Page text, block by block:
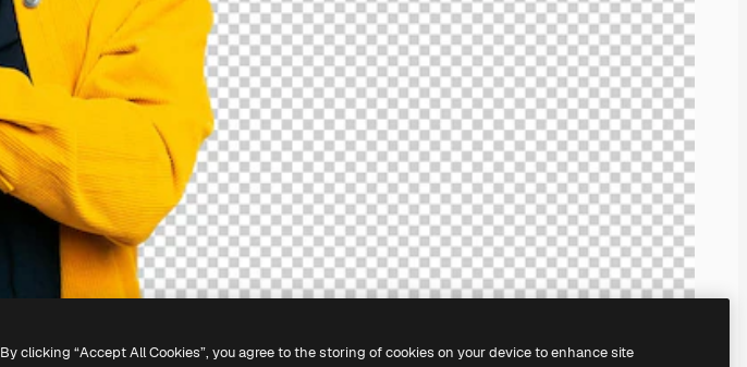
By clicking “Accept All Cookies”, you agree to the storing of cookies on your device to enhance site